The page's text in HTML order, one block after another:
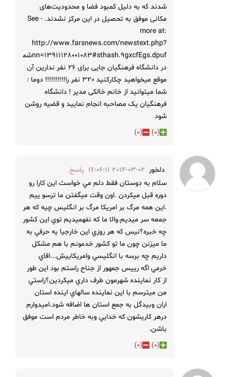
شدند که به دلیل کمبود فضا و محدودیت‌های
مکانی موفق به تحصیل در این مرکز نشدند. - See
more at:
http://www.farsnews.com/newstext.php?
nn=13911128001083#sthash.9gxcfEgs.dpufشما
در دانشگاه فرهنگیان جایی برای 26 نفر ندارین آن
موقع میخواهید چکارکنید 320 نفر را!!!!!!!!!! دوما :
شما میتوانید از خانم خالکی مدیر ! دانشگاه
فرهنگیان یک مصاحبه انجام نمایید و قضیه روشن
شود
(
0
)
(
0
)
دلخور 2014-03-02 16:06:11
پاسخ
سلام به دوستان فقط دلم مي خواست اين كارا رو
دوره قبل ميكردن .اون وقت ميگفتن ما ترسو ييم
.اين همه مرگ بر امريكا مرگ بر انگليس چيه كه هر
جمعه سر ميديم.والا ما كه نفهميديم توي اين كشور
چه خبره؟نيس كه هر روزي اين خارجيا يه حرفي به
ما ميزنن چون ما تو كشور خدمونم با هم مشكل
داريم چه برسه با انگليسي وامريكاييش...اقاي
خرمي اگه رييس جمهور از جناح راستم بود اين طور
از كار نماينده شهرمون طرف داري ميكردين؟راستي
من ميترسم با اين نماينده سالهاي اينده استان
اران وبيدگل به جمع استان ها اضافه شود.اميدوارم
درهر كاريشون كه خدايي وبه خاطر مردم است موفق
باشن.
(
0
)
(
0
)